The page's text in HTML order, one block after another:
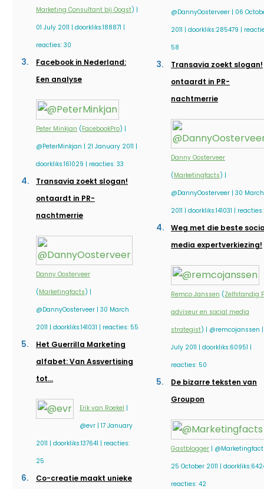
Marketing Consultant bij Oogst) |
01 July 2011 | doorkliks:188871 |
reacties: 30
Facebook in Nederland:
Een analyse
Peter Minkjan (FacebookPro) |
@PeterMinkjan | 21 January 2011 |
doorkliks:161029 | reacties: 33
Transavia zoekt slogan!
ontaardt in PR-
nachtmerrie
Danny Oosterveer
(Marketingfacts) |
@DannyOosterveer | 30 March
2011 | doorkliks:141031 | reacties: 55
Het Guerrilla Marketing
alfabet: Van Assvertising
tot…
Erik van Roekel |
@evr | 17 January
2011 | doorkliks:137641 | reacties:
25
Co-creatie maakt unieke
@DannyOosterveer | 06
2011 | doorkliks:285479 |
58
Transavia zoekt slogan!
ontaardt in PR-
nachtmerrie
Danny Oosterveer
(Marketingfacts) |
@DannyOosterveer | 30 March
2011 | doorkliks:141031 |
Weg met die beste
media expertverkiezing!
Remco Janssen (Zelfstandig
adviseur en social media
strategist) | @remcojanssen
July 2011 | doorkliks:60951 |
reacties: 50
De bizarre teksten van
Groupon
Gastblogger |
25 October 2011 |
reacties: 42